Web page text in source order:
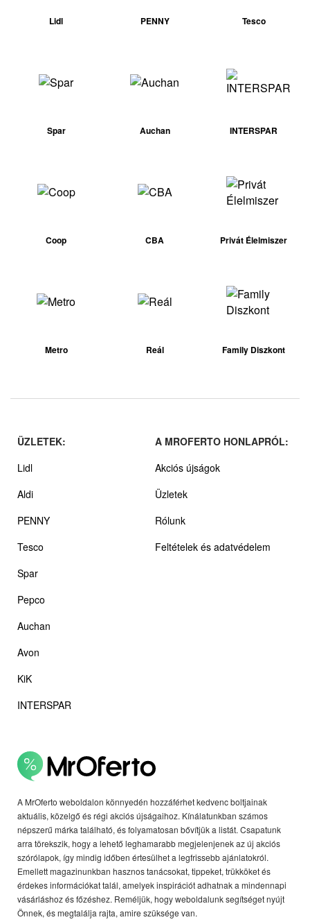
Lidl PENNY Tesco
Spar Auchan INTERSPAR
Coop CBA Privát Élelmiszer
Metro Reál Family Diszkont
A MrOferto weboldalon könnyedén hozzáférhet kedvenc boltjainak
aktuális, közelgő és régi akciós újságaihoz. Kínálatunkban számos
népszerű márka található, és folyamatosan bővítjük a listát. Csapatunk
arra törekszik, hogy a lehető leghamarabb megjelenjenek az új akciós
szórólapok, így mindig időben értesülhet a legfrissebb ajánlatokról.
Emellett magazinunkban hasznos tanácsokat, tippeket, trükköket és
érdekes információkat talál, amelyek inspirációt adhatnak a mindennapi
vásárláshoz és főzéshez. Reméljük, hogy weboldalunk segítséget nyújt
Önnek, és megtalálja rajta, amire szüksége van.
ÜZLETEK:
Lidl
Aldi
PENNY
Tesco
Spar
Pepco
Auchan
Avon
KiK
INTERSPAR
A MROFERTO HONLAPRÓL:
Akciós újságok
Üzletek
Rólunk
Feltételek és adatvédelem